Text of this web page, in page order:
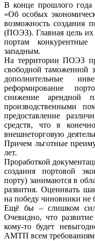
В конце прошлого года
«Об особых
возможность создания
(ПОЭЗ). Главная цель их
портам
западным.
На территории ПОЭЗ
свободной таможенной
дополнительные
реформирование
снижение арендной
производственными
предоставление
средств, что в
внешнеторговую
Причем льготные
лет.
Проработкой
создания портовой
порту) занимаются в
развития. Оценивать
на победу чиновники не
Ещё бы – слишком
Очевидно, что развитие
кому-то будет
АМТП всем